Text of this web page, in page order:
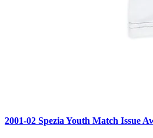
2001-02 Spezia Youth Match Issue